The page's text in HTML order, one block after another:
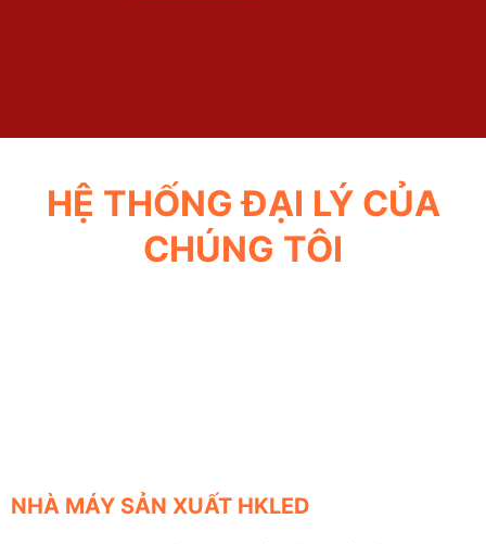
HỆ THỐNG ĐẠI LÝ CỦA
CHÚNG TÔI
NHÀ MÁY SẢN XUẤT HKLED